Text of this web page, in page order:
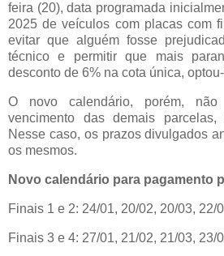
feira (20), data programada
2025 de veículos com placas com
evitar que alguém fosse
técnico e permitir que mais
desconto de 6% na cota única,
O novo calendário, porém,
vencimento das demais
Nesse caso, os prazos divulgados
os mesmos.
Novo calendário para pagamento
Finais 1 e 2: 24/01, 20/02, 20/03, 22/
Finais 3 e 4: 27/01, 21/02, 21/03, 23/